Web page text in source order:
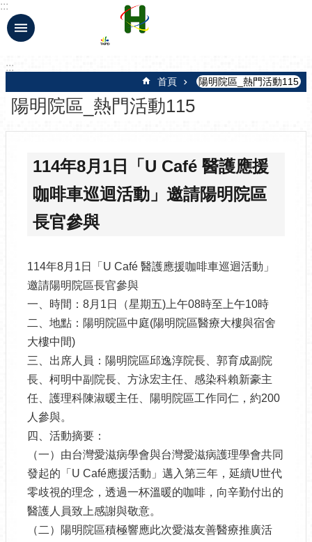
跳到主要內容區塊
:::
:::
首頁 陽明院區_熱門活動115
陽明院區_熱門活動115
114年8月1日「U Café 醫護應援
咖啡車巡迴活動」邀請陽明院區
長官參與
114年8月1日「U Café 醫護應援咖啡車巡迴活動」
邀請陽明院區長官參與
一、時間：8月1日（星期五)上午08時至上午10時
二、地點：陽明院區中庭(陽明院區醫療大樓與宿舍
大樓中間)
三、出席人員：陽明院區邱逸淳院長、郭育成副院
長、柯明中副院長、方泳宏主任、感染科賴新豪主
任、護理科陳淑暖主任、陽明院區工作同仁，約200
人參與。
四、活動摘要：
（一）由台灣愛滋病學會與台灣愛滋病護理學會共同
發起的「U Café應援活動」邁入第三年，延續U世代
零歧視的理念，透過一杯溫暖的咖啡，向辛勤付出的
醫護人員致上感謝與敬意。
（二）陽明院區積極響應此次愛滋友善醫療推廣活